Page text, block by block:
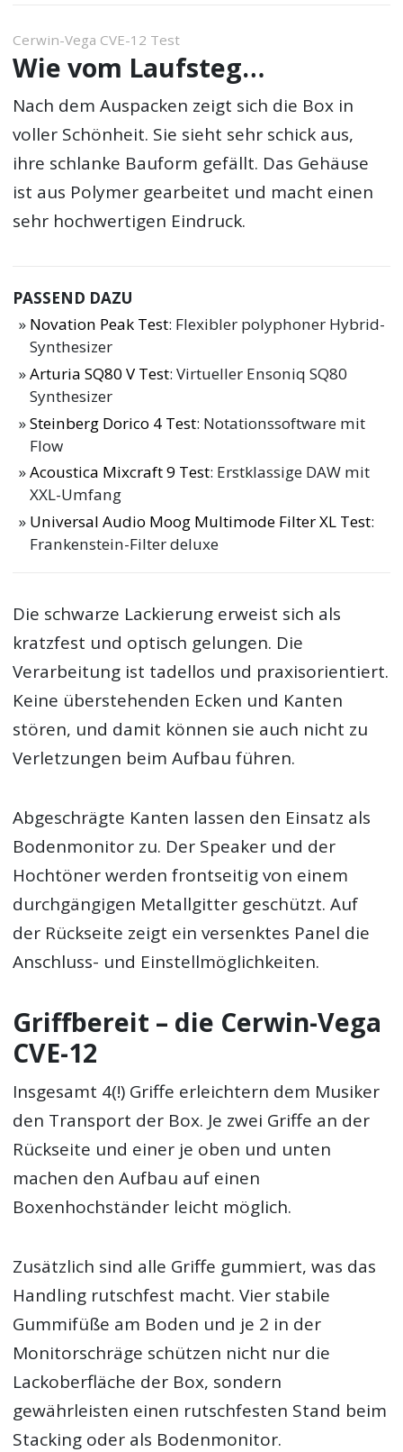
Cerwin-Vega CVE-12 Test
Wie vom Laufsteg…
Nach dem Auspacken zeigt sich die Box in
voller Schönheit. Sie sieht sehr schick aus,
ihre schlanke Bauform gefällt. Das Gehäuse
ist aus Polymer gearbeitet und macht einen
sehr hochwertigen Eindruck.
PASSEND DAZU
Novation Peak Test: Flexibler polyphoner Hybrid-
Synthesizer
Arturia SQ80 V Test: Virtueller Ensoniq SQ80
Synthesizer
Steinberg Dorico 4 Test: Notationssoftware mit
Flow
Acoustica Mixcraft 9 Test: Erstklassige DAW mit
XXL-Umfang
Universal Audio Moog Multimode Filter XL Test:
Frankenstein-Filter deluxe
Die schwarze Lackierung erweist sich als
kratzfest und optisch gelungen. Die
Verarbeitung ist tadellos und praxisorientiert.
Keine überstehenden Ecken und Kanten
stören, und damit können sie auch nicht zu
Verletzungen beim Aufbau führen.
Abgeschrägte Kanten lassen den Einsatz als
Bodenmonitor zu. Der Speaker und der
Hochtöner werden frontseitig von einem
durchgängigen Metallgitter geschützt. Auf
der Rückseite zeigt ein versenktes Panel die
Anschluss- und Einstellmöglichkeiten.
Griffbereit – die Cerwin-Vega
CVE-12
Insgesamt 4(!) Griffe erleichtern dem Musiker
den Transport der Box. Je zwei Griffe an der
Rückseite und einer je oben und unten
machen den Aufbau auf einen
Boxenhochständer leicht möglich.
Zusätzlich sind alle Griffe gummiert, was das
Handling rutschfest macht. Vier stabile
Gummifüße am Boden und je 2 in der
Monitorschräge schützen nicht nur die
Lackoberfläche der Box, sondern
gewährleisten einen rutschfesten Stand beim
Stacking oder als Bodenmonitor.